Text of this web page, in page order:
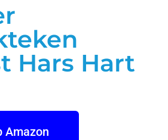
Hars Hart
Amazon